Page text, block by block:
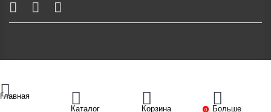
Главная
Каталог
Корзина 0 Больше